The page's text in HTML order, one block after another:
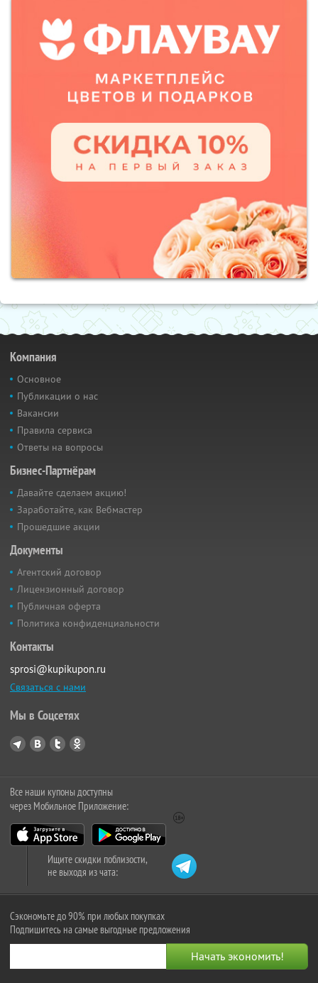
Компания
Основное
Публикации о нас
Вакансии
Правила сервиса
Ответы на вопросы
Бизнес-Партнёрам
Давайте сделаем акцию!
Заработайте, как Вебмастер
Прошедшие акции
Документы
Агентский договор
Лицензионный договор
Публичная оферта
Политика конфиденциальности
Контакты
sprosi@kupikupon.ru
Связаться с нами
Мы в Соцсетях
Все наши купоны доступны
через Мобильное Приложение:
Ищите скидки поблизости,
не выходя из чата:
Сэкономьте до 90% при любых покупках
Подпишитесь на самые выгодные предложения